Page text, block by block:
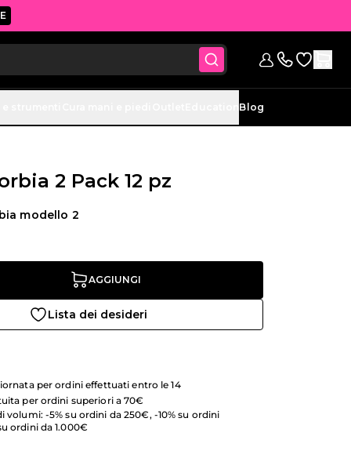
Vai alla
Blog
2 Pack 12 pz
modello 2
AGGIUNGI
Lista dei desideri
per ordini effettuati entro le 14
per ordini superiori a 70€
volumi: -5% su ordini da 250€, -10% su ordini
ordini da 1.000€